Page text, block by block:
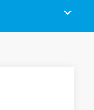
DC sensible: 360